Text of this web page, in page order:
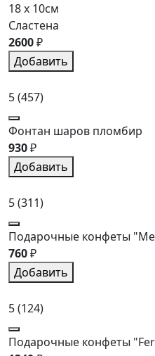
18 x 10см
Сластена
2600₽
Добавить
5(457)
Фонтан шаров пломбир
930₽
Добавить
5(311)
Подарочные конфеты
760₽
Добавить
5(124)
Подарочные конфеты